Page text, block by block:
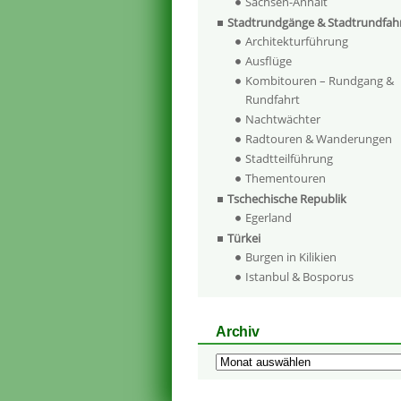
Stadtrundgänge &
Architekturführung
Ausflüge
Kombitouren – Rundgang &
Rundfahrt
Nachtwächter
Radtouren & Wanderungen
Stadtteilführung
Thementouren
Tschechische Republik
Egerland
Türkei
Burgen in Kilikien
Istanbul & Bosporus
Archiv
Archiv